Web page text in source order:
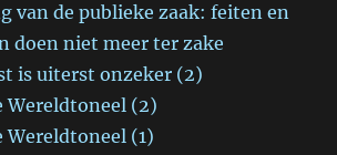
van de publieke zaak: feiten en
doen niet meer ter zake
is uiterst onzeker (2)
Wereldtoneel (2)
(1)